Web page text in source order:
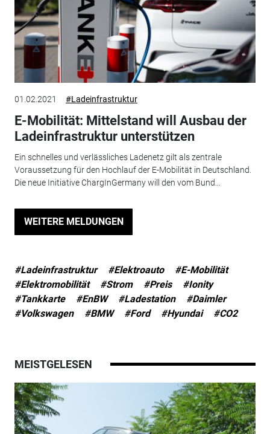
01.02.2021 #Ladeinfrastruktur
E-Mobilität: Mittelstand will Ausbau der
Ladeinfrastruktur unterstützen
Ein schnelles und verlässliches Ladenetz gilt als zentrale
Voraussetzung für den Hochlauf der E-Mobilität in Deutschland.
Die neue Initiative ChargInGermany will den vom Bund...
WEITERE MELDUNGEN
#Ladeinfrastruktur #Elektroauto
#E-Mobilität
#Elektromobilität
#Strom #Preis
#Ionity
#Tankkarte
#EnBW #Ladestation
#Daimler
#Volkswagen
#BMW #Ford #Hyundai #CO2
MEISTGELESEN